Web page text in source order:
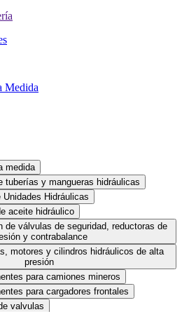
Medida
medida
tuberías y mangueras hidráulicas
Hidráulicas
aceite hidráulico
de válvulas de seguridad, reductoras de
y contrabalance
motores y cilindros hidráulicos de alta
presión
para camiones mineros
para cargadores frontales
valvulas